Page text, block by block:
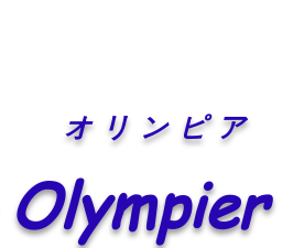
オリンピア